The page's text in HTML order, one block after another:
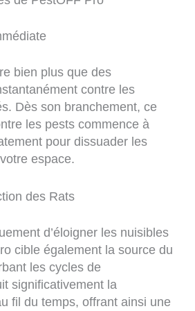
bien plus que des
contre les
Dès son branchement, ce
les pests commence à
pour dissuader les
espace.
des Rats
d’éloigner les nuisibles
cible également la source du
les cycles de
significativement la
fil du temps, offrant ainsi une